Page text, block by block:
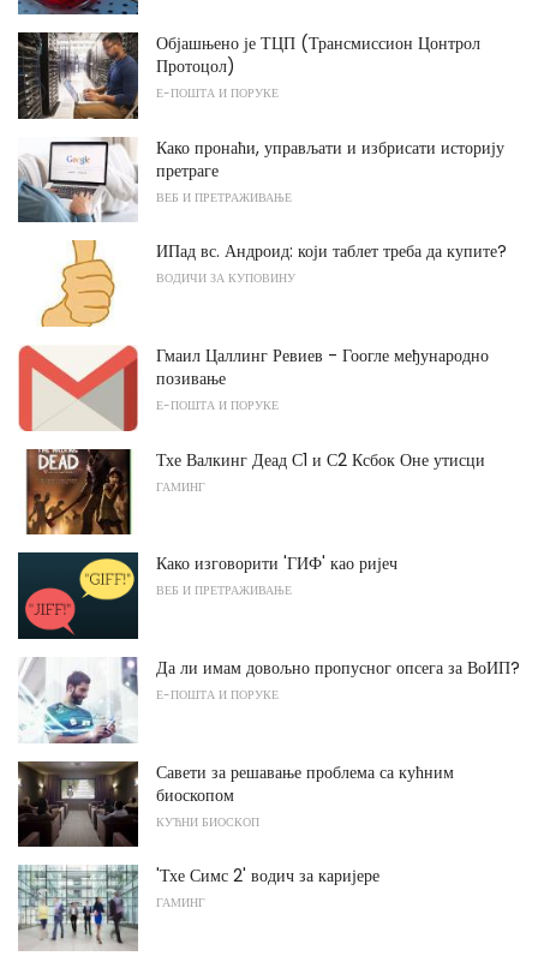
Објашњено је ТЦП (Трансмиссион Цонтрол
Протоцол)
Е-ПОШТА И ПОРУКЕ
Како пронаћи, управљати и избрисати историју
претраге
ВЕБ И ПРЕТРАЖИВАЊЕ
ИПад вс. Андроид: који таблет треба да купите?
ВОДИЧИ ЗА КУПОВИНУ
Гмаил Цаллинг Ревиев - Гоогле међународно
позивање
Е-ПОШТА И ПОРУКЕ
Тхе Валкинг Деад С1 и С2 Ксбок Оне утисци
ГАМИНГ
Како изговорити 'ГИФ' као ријеч
ВЕБ И ПРЕТРАЖИВАЊЕ
Да ли имам довољно пропусног опсега за ВоИП?
Е-ПОШТА И ПОРУКЕ
Савети за решавање проблема са кућним
биоскопом
КУЋНИ БИОСКОП
'Тхе Симс 2' водич за каријере
ГАМИНГ